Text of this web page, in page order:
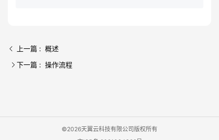
上一篇 : 概述
下一篇 : 操作流程
©2026天翼云科技有限公司版权所有